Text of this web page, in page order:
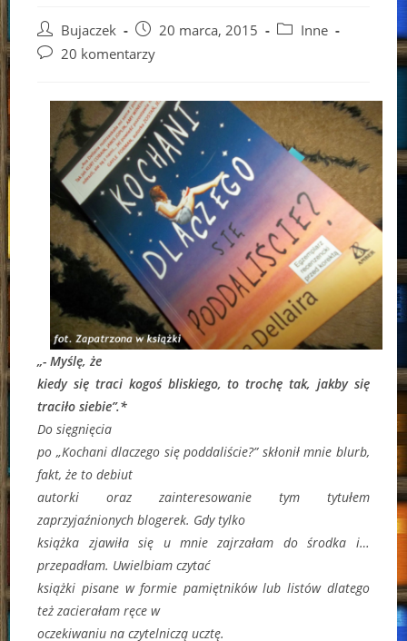
Post
author:
Bujaczek
Post
published:
20 marca, 2015
PostInne
Post20 komentarzy
„- Myślę, że
kiedy się traci kogoś bliskiego, to trochę tak, jakby się
traciło siebie”.*
Do sięgnięcia
po „Kochani dlaczego się poddaliście?” skłonił mnie blurb,
fakt, że to debiut
autorki oraz zainteresowanie tym tytułem
zaprzyjaźnionych blogerek. Gdy tylko
książka zjawiła się u mnie zajrzałam do środka i…
przepadłam. Uwielbiam czytać
książki pisane w formie pamiętników lub listów dlatego
też zacierałam ręce w
oczekiwaniu na czytelniczą ucztę.